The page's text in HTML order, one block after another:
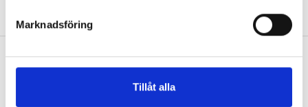
Marknadsföring
Tillåt alla
Tre språklärare om diktamen
”I engelska är den uppenbara
vinsten att de både lyssnar och antecknar.”